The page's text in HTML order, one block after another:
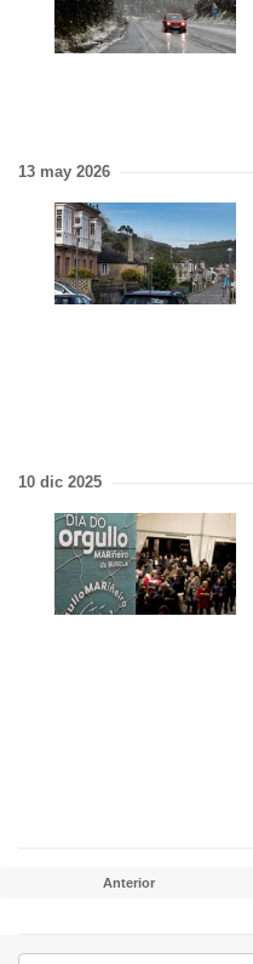
13 may 2026
10 dic 2025
Anterior